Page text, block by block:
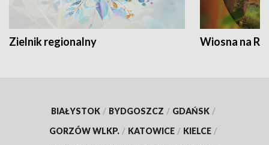
Zielnik regionalny Wiosna na
BIAŁYSTOK / BYDGOSZCZ / GDAŃSK /
GORZÓW WLKP. / KATOWICE / KIELCE /